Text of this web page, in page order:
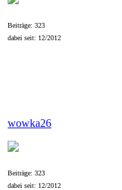
Beiträge: 323
dabei seit: 12/2012
wowka26
Beiträge: 323
dabei seit: 12/2012